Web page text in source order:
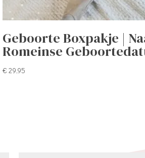
Geboorte Boxpakje |
Romeinse
€ 29,95